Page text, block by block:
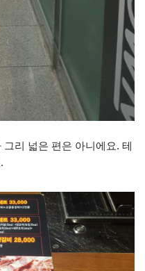
리 넓은 편은 아니에요. 테